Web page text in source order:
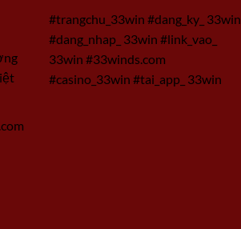
#trangchu_33win #dang_ky_ 33win
#dang_nhap_ 33win #link_vao_
33win #33winds.com
#casino_33win #tai_app_ 33win